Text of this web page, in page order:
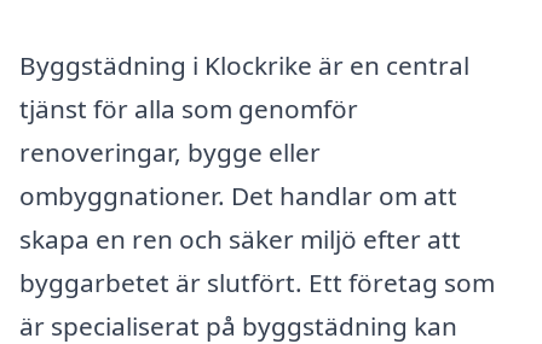
Byggstädning i Klockrike är en central
tjänst för alla som genomför
renoveringar, bygge eller
ombyggnationer. Det handlar om att
skapa en ren och säker miljö efter att
byggarbetet är slutfört. Ett företag som
är specialiserat på byggstädning kan